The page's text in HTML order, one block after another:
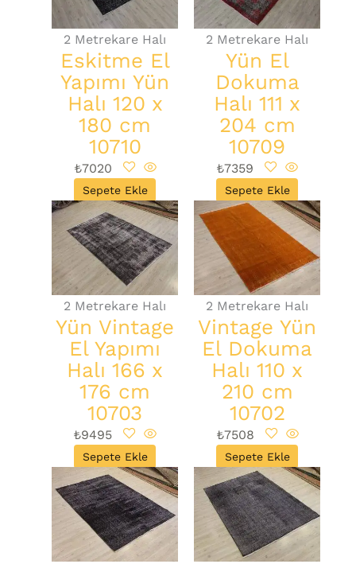
2 Metrekare Halı
Eskitme El
Yapımı Yün
Halı 120 x
180 cm
10710
₺7020
Sepete Ekle
2 Metrekare Halı
Yün El
Dokuma
Halı 111 x
204 cm
10709
₺7359
Sepete Ekle
2 Metrekare Halı
Yün Vintage
El Yapımı
Halı 166 x
176 cm
10703
₺9495
Sepete Ekle
2 Metrekare Halı
Vintage Yün
El Dokuma
Halı 110 x
210 cm
10702
₺7508
Sepete Ekle